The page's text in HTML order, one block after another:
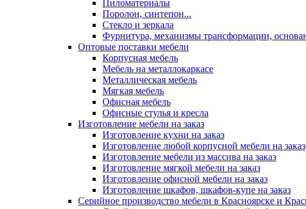
Пиломатериалы
Поролон, синтепон...
Стекло и зеркала
Фурнитура, механизмы трансформации,
Оптовые поставки мебели
Корпусная мебель
Мебель на металлокаркасе
Металлическая мебель
Мягкая мебель
Офисная мебель
Офисные стулья и кресла
Изготовление мебели на заказ
Изготовление кухни на заказ
Изготовление любой корпусной мебели на заказ
Изготовление мебели из массива на заказ
Изготовление мягкой мебели на заказ
Изготовление офисной мебели на заказ
Изготовление шкафов, шкафов-купе на заказ
Серийное производство мебели в Красноярске и